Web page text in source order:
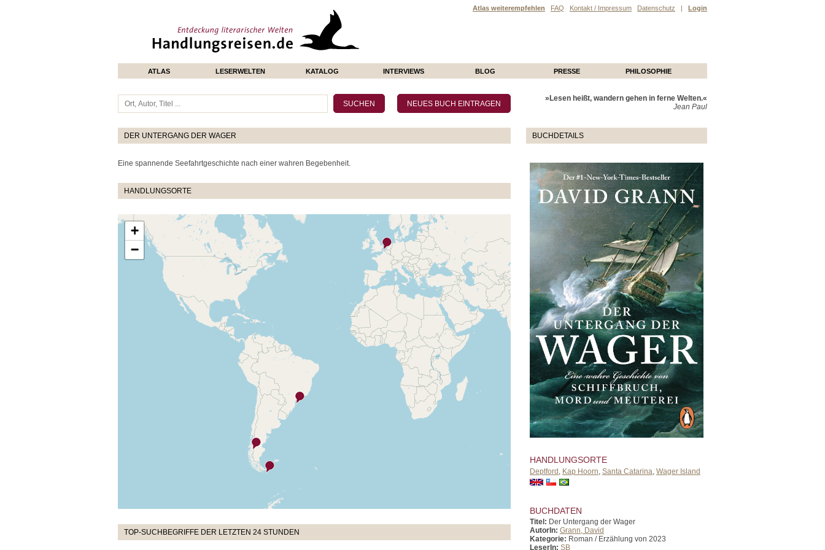
Atlas weiterempfehlen FAQ Kontakt / Impressum Datenschutz | Login
ATLAS LESERWELTEN KATALOG INTERVIEWS BLOG PRESSE PHILOSOPHIE
DER UNTERGANG DER WAGER
Eine spannende Seefahrtgeschichte nach einer wahren Begebenheit.
HANDLUNGSORTE
+
−
TOP-SUCHBEGRIFFE DER LETZTEN 24 STUNDEN
»Lesen heißt, wandern gehen in ferne Welten.«
Jean Paul
BUCHDETAILS
HANDLUNGSORTE
Deptford Kap Hoorn Santa Catarina Wager Island
BUCHDATEN
Titel: Der Untergang der Wager
AutorIn: Grann, David
Kategorie: Roman / Erzählung von 2023
LeserIn: SB